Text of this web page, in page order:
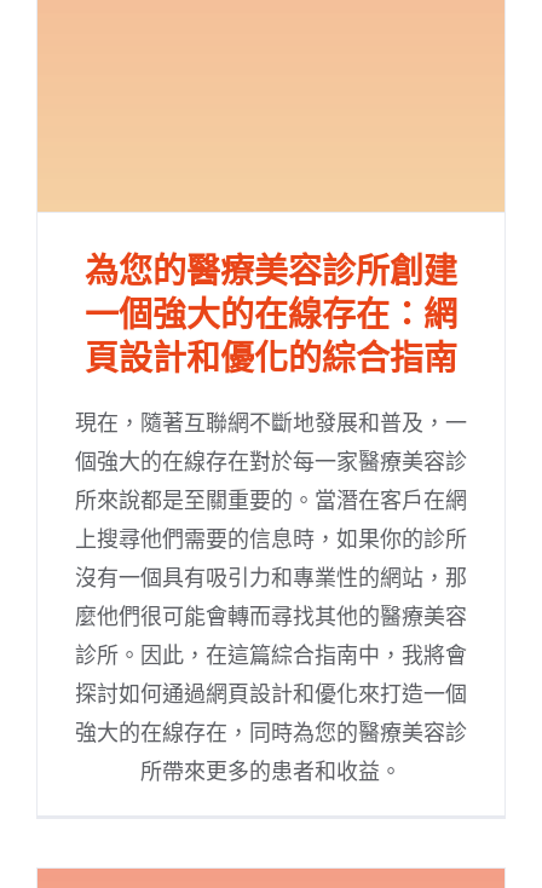
為您的醫療美容診所創建
一個強大的在線存在：網
頁設計和優化的綜合指南
現在，隨著互聯網不斷地發展和普及，一
個強大的在線存在對於每一家醫療美容診
所來說都是至關重要的。當潛在客戶在網
上搜尋他們需要的信息時，如果你的診所
沒有一個具有吸引力和專業性的網站，那
麼他們很可能會轉而尋找其他的醫療美容
診所。因此，在這篇綜合指南中，我將會
探討如何通過網頁設計和優化來打造一個
強大的在線存在，同時為您的醫療美容診
所帶來更多的患者和收益。